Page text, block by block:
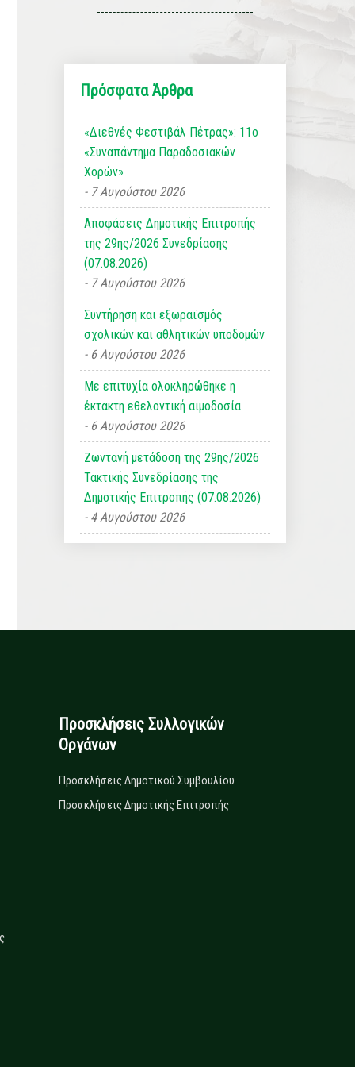
Πρόσφατα Άρθρα
«Διεθνές Φεστιβάλ Πέτρας»: 11ο
«Συναπάντημα Παραδοσιακών
Χορών»
7 Αυγούστου 2026
Αποφάσεις Δημοτικής Επιτροπής
της 29ης/2026 Συνεδρίασης
(07.08.2026)
7 Αυγούστου 2026
Συντήρηση και εξωραϊσμός
σχολικών και αθλητικών υποδομών
6 Αυγούστου 2026
Με επιτυχία ολοκληρώθηκε η
έκτακτη εθελοντική αιμοδοσία
6 Αυγούστου 2026
Ζωντανή μετάδοση της 29ης/2026
Τακτικής Συνεδρίασης της
Δημοτικής Επιτροπής (07.08.2026)
4 Αυγούστου 2026
Προσκλήσεις Συλλογικών
Οργάνων
Προσκλήσεις Δημοτικού Συμβουλίου
Προσκλήσεις Δημοτικής Επιτροπής